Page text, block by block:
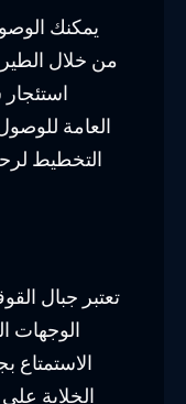
يمكنك
من خلال
العامة
التخطيط
تعتبر جبال
الوجهات
الاستمتاع
الخلابة